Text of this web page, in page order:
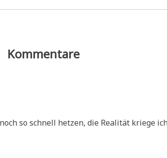
Kommentare
so schnell het­zen, die Rea­li­tät krie­ge